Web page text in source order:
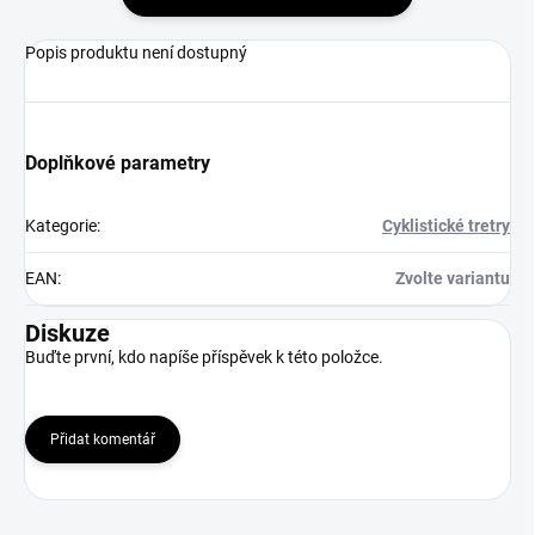
Popis produktu není dostupný
Doplňkové parametry
Kategorie: Cyklistické tretry
EAN: Zvolte variantu
Diskuze
Buďte první, kdo napíše příspěvek k této položce.
Přidat komentář